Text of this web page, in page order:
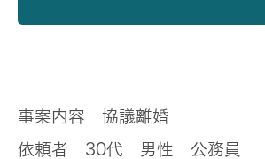
事案内容 協議離婚
依頼者 30代 男性 公務員